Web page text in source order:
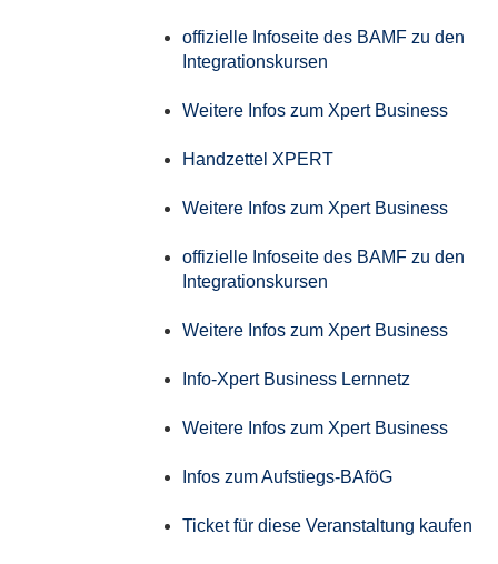
offizielle Infoseite des BAMF zu den
Integrationskursen
Weitere Infos zum Xpert Business
Handzettel XPERT
Weitere Infos zum Xpert Business
offizielle Infoseite des BAMF zu den
Integrationskursen
Weitere Infos zum Xpert Business
Info-Xpert Business Lernnetz
Weitere Infos zum Xpert Business
Infos zum Aufstiegs-BAföG
Ticket für diese Veranstaltung kaufen